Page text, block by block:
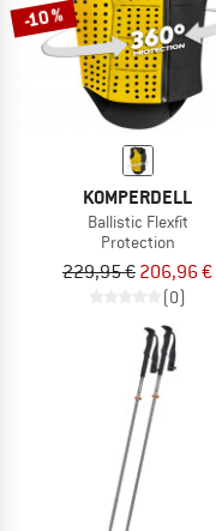
-10 %
KOMPERDELL
Ballistic Flexfit
Protection
229,95 € 206,96 €
(0)